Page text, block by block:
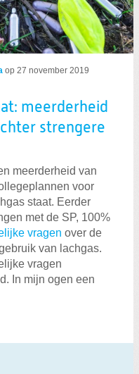
op 27 november 2019
meerderheid
strengere
meerderheid van
voor
staat. Eerder
met de SP, 100%
vragen over de
van lachgas.
vragen
In mijn ogen een